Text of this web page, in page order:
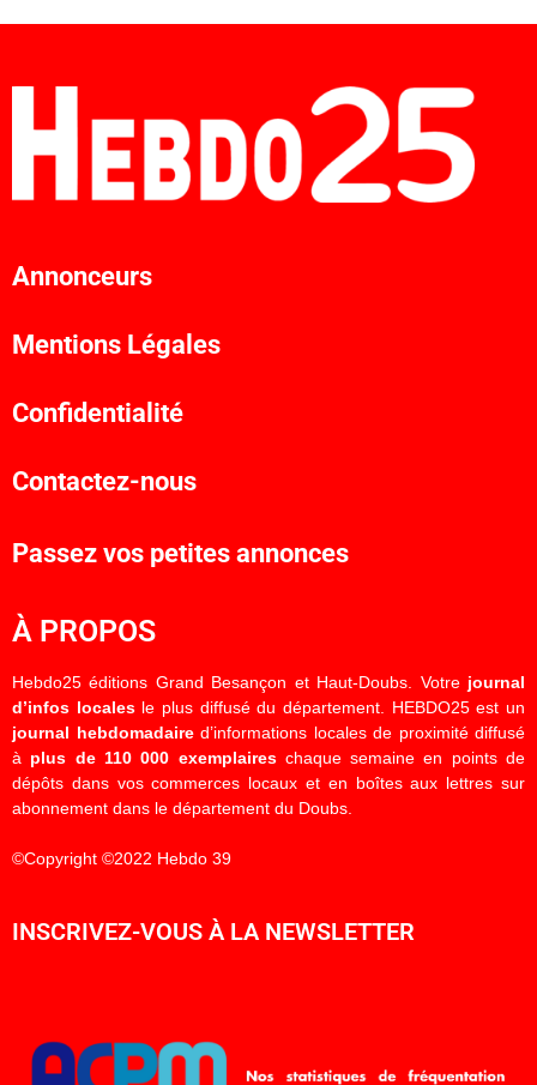
Annonceurs
Mentions Légales
Confidentialité
Contactez-nous
Passez vos petites annonces
À PROPOS
Hebdo25 éditions Grand Besançon et Haut-Doubs. Votre journal
d’infos localesle plus diffusé du département. HEBDO25 est un
journal hebdomadaired’informations locales de proximité diffusé
à plus de 110 000 exemplaireschaque semaine en points de
dépôts dans vos commerces locaux et en boîtes aux lettres sur
abonnement dans le département du Doubs.
©Copyright ©2022 Hebdo 39
INSCRIVEZ-VOUS À LA NEWSLETTER